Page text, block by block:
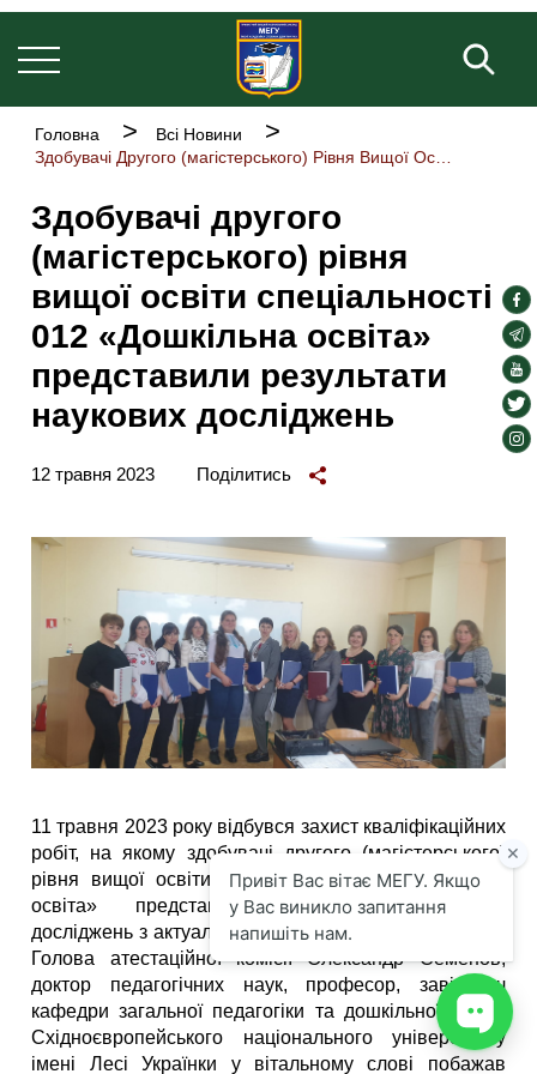
Перейти
до
основного
вмісту
Основна
Рядок
навіґації
Головна
Всі Новини
Здобувачі другого
(магістерського) рівня
вищої освіти спеціальності
012 «Дошкільна освіта»
представили результати
наукових досліджень
12 травня 2023 Поділитись
11 травня 2023 року відбувся захист кваліфікаційних
робіт, на якому здобувачі другого (магістерського)
рівня вищої освіти спеціальності 012 «Дошкільна
освіта» представили результати наукових
досліджень з актуальних проблем дошкільної освіти.
Голова атестаційної комісії Олександр Семенов,
доктор педагогічних наук, професор, завідувач
кафедри загальної педагогіки та дошкільної освіти
Східноєвропейського національного університету
імені Лесі Українки у вітальному слові побажав